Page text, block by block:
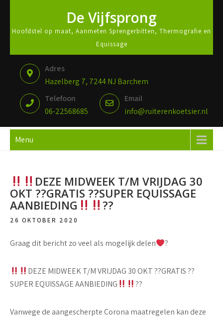
De Vijfsprong
Hoofdstel op maat, Aanmeten Sprengerbitten, Thermografie en
Equissage
Adres
Hazelberg 7, 7244 NJ Barchem
Telefoon
06-22568685
Email
info@ruiterenkoetsier.nl
Menu
DEZE MIDWEEK T/M VRIJDAG 30
OKT ??GRATIS ??SUPER EQUISSAGE
AANBIEDING
??
26 OKTOBER 2020
Graag dit bericht zo veel als mogelijk delen ?
DEZE MIDWEEK T/M VRIJDAG 30 OKT??GRATIS??
SUPER EQUISSAGE AANBIEDING
??
Vanwege de aangescherpte Corona maatregelen kan deze